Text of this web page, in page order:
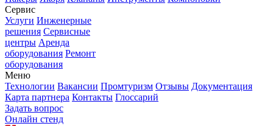
Сервис
Услуги Инженерные
решения Сервисные
центры Аренда
оборудования Ремонт
оборудования
Меню
Технологии Вакансии Промтуризм Отзывы Документация
Карта партнера Контакты Глоссарий
Задать вопрос
Онлайн стенд